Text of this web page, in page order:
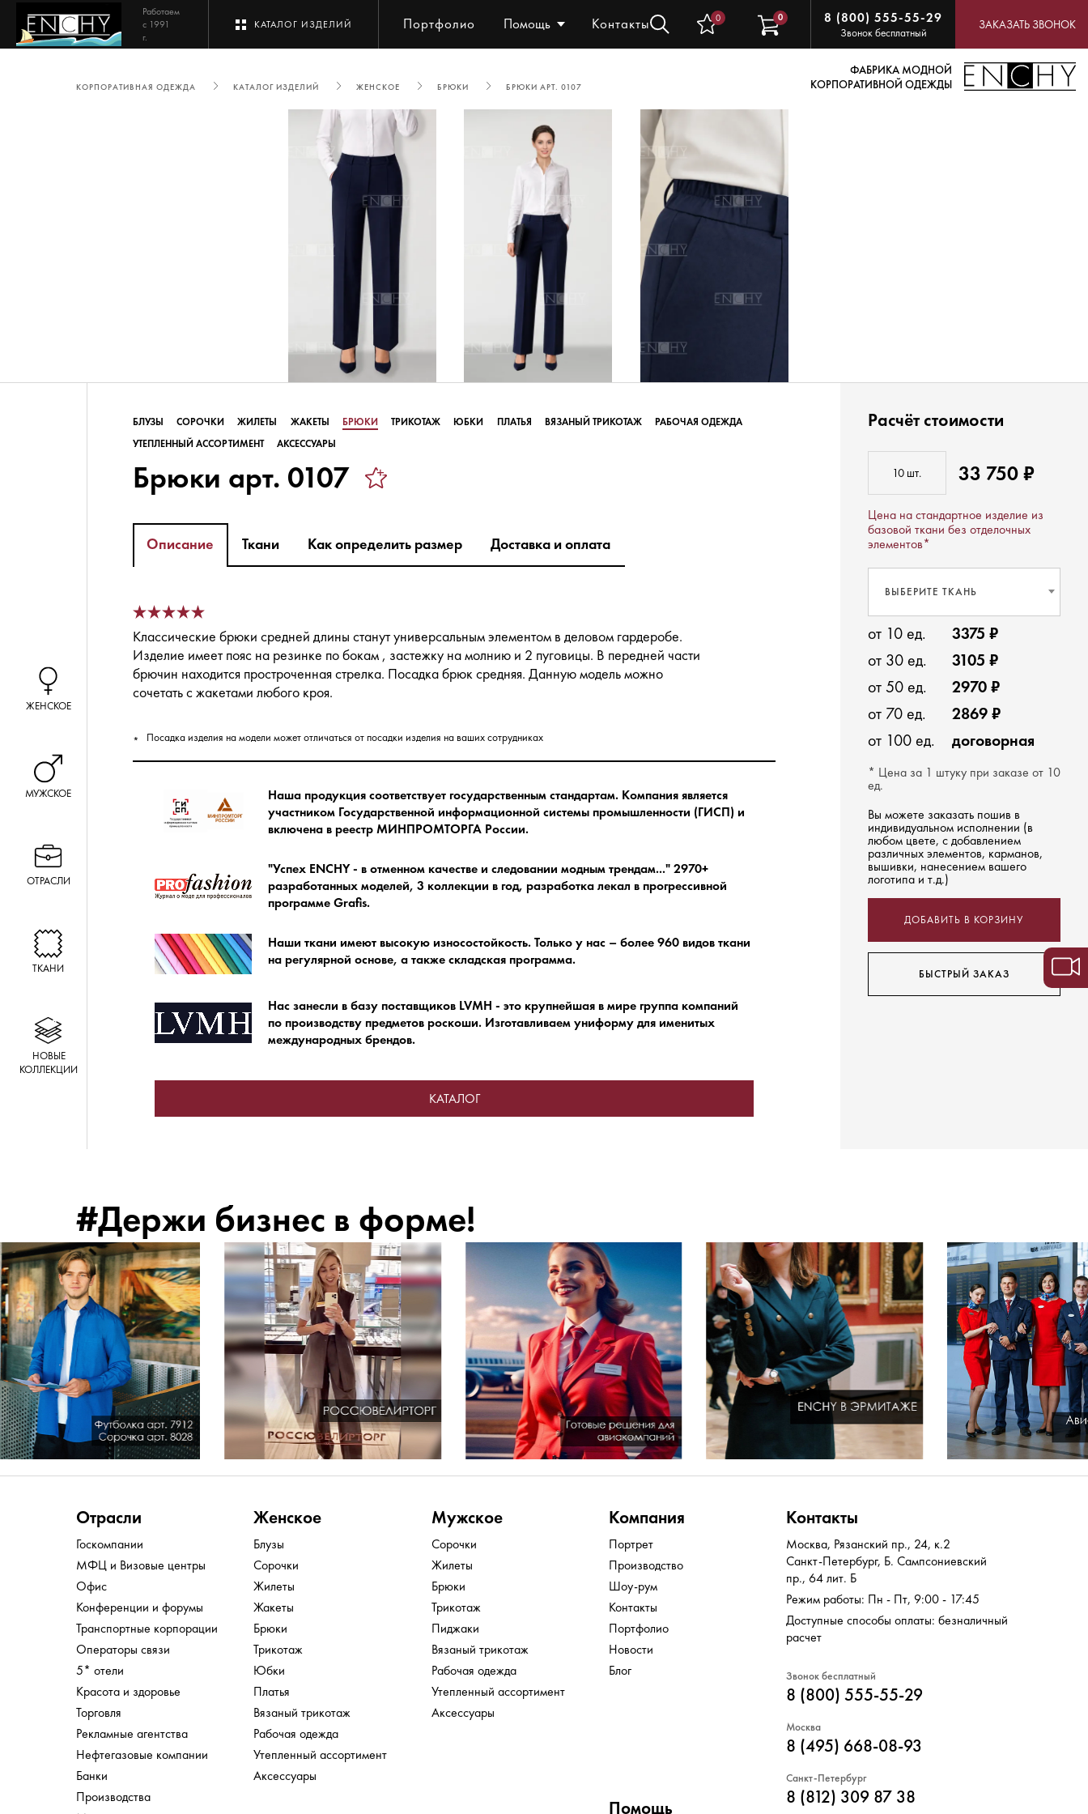
Работаем
с 1991
г.
КАТАЛОГ ИЗДЕЛИЙ Портфолио Помощь Контакты 0 0 8 (800) 555-55-29
Звонок бесплатный
ЗАКАЗАТЬ ЗВОНОК
КОРПОРАТИВНАЯ ОДЕЖДА КАТАЛОГ ИЗДЕЛИЙ ЖЕНСКОЕ БРЮКИ БРЮКИ АРТ. 0107
ФАБРИКА МОДНОЙ
КОРПОРАТИВНОЙ ОДЕЖДЫ
ЖЕНСКОЕ
МУЖСКОЕ
ОТРАСЛИ
ТКАНИ
НОВЫЕ
КОЛЛЕКЦИИ
БЛУЗЫ СОРОЧКИ ЖИЛЕТЫ ЖАКЕТЫ БРЮКИ ТРИКОТАЖ ЮБКИ ПЛАТЬЯ ВЯЗАНЫЙ ТРИКОТАЖ
РАБОЧАЯ ОДЕЖДА
УТЕПЛЕННЫЙ АССОРТИМЕНТ
АКСЕССУАРЫ
Брюки арт. 0107
Описание Ткани Как определить размер Доставка и оплата
Классические брюки средней длины станут универсальным элементом в деловом гардеробе.
Изделие имеет пояс на резинке по бокам , застежку на молнию и 2 пуговицы. В передней части
брючин находится простроченная стрелка. Посадка брюк средняя. Данную модель можно
сочетать с жакетами любого кроя.
Посадка изделия на модели может отличаться от посадки изделия на ваших сотрудниках
Наша продукция соответствует государственным стандартам. Компания является
участником Государственной информационной системы промышленности (ГИСП) и
включена в реестр МИНПРОМТОРГА России.
"Успех ENCHY - в отменном качестве и следовании модным трендам..." 2970+
разработанных моделей, 3 коллекции в год, разработка лекал в прогрессивной
программе Grafis.
Наши ткани имеют высокую износостойкость.Только у нас – более 960 видов ткани
на регулярной основе, а также складская программа.
Нас занесли в базу поставщиков LVMH - это крупнейшая в мире группа компаний
по производству предметов роскоши. Изготавливаем униформу для именитых
международных брендов.
КАТАЛОГ
Расчёт стоимости
33 750 ₽
Цена на стандартное изделие из
базовой ткани без отделочных
элементов*
ВЫБЕРИТЕ ТКАНЬ
от 10 ед.
3375 ₽
от 30 ед.
3105 ₽
от 50 ед.
2970 ₽
от 70 ед.
2869 ₽
от 100 ед.
договорная
* Цена за 1 штуку при заказе от 10
ед.
Вы можете заказать пошив в
индивидуальном исполнении (в
любом цвете, с добавлением
различных элементов, карманов,
вышивки, нанесением вашего
логотипа и т.д.)
ДОБАВИТЬ В КОРЗИНУ
БЫСТРЫЙ ЗАКАЗ
#Держи бизнес в форме!
Отрасли
Госкомпании
МФЦ и Визовые центры
Офис
Конференции и форумы
Транспортные корпорации
Операторы связи
5* отели
Красота и здоровье
Торговля
Рекламные агентства
Нефтегазовые компании
Банки
Производства
Женское
Блузы
Сорочки
Жилеты
Жакеты
Брюки
Трикотаж
Юбки
Платья
Вязаный трикотаж
Рабочая одежда
Утепленный ассортимент
Аксессуары
Мужское
Сорочки
Жилеты
Брюки
Трикотаж
Пиджаки
Вязаный трикотаж
Рабочая одежда
Утепленный ассортимент
Аксессуары
Компания
Портрет
Производство
Шоу-рум
Контакты
Портфолио
Новости
Блог
Помощь
Контакты
Москва, Рязанский пр., 24, к.2
Санкт-Петербург, Б. Сампсониевский
пр., 64 лит. Б
Режим работы: Пн - Пт, 9:00 - 17:45
Доступные способы оплаты: безналичный
расчет
Звонок бесплатный
8 (800) 555-55-29
Москва
8 (495) 668-08-93
Санкт-Петербург
8 (812) 309 87 38